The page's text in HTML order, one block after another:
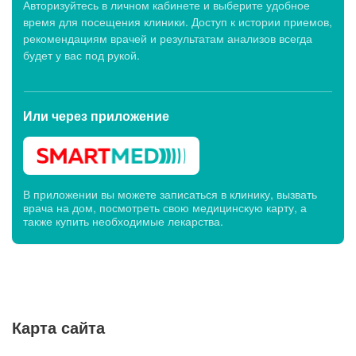
Клиники первичного приема
10Б
Будни: c 07:00 до 20:00, Сб: c 07:00 до 19:00,
Авторизуйтесь в личном кабинете и выберите удобное
время для посещения клиники. Доступ к истории приемов,
рекомендациям врачей и результатам анализов всегда
будет у вас под рукой.
Или через приложение
В приложении вы можете записаться в клинику, вызвать
врача на дом, посмотреть свою медицинскую карту, а
также купить необходимые лекарства.
Карта сайта